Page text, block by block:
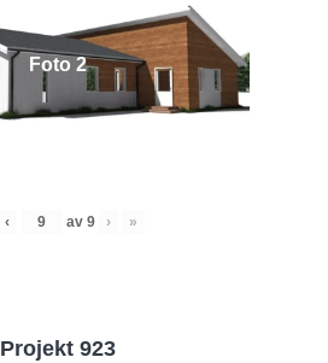
Foto 2
‹ av 9 › »
Projekt 923